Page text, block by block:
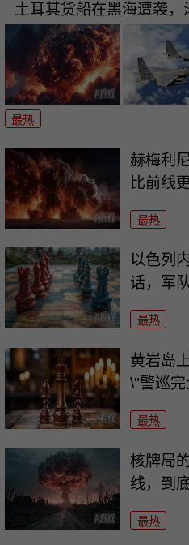
土耳其货船在黑海遭袭
最热
赫梅利
比前线
最热
以色列
话，军
最热
黄岩岛
\"警巡
最热
核牌局
线，到
最热